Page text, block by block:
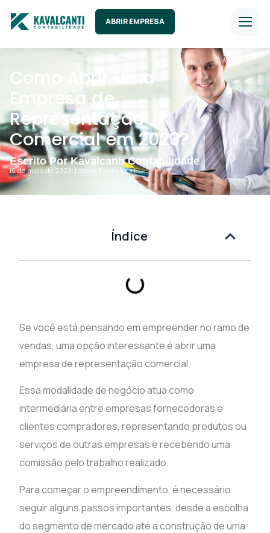
ABRIR EMPRESA
Como Abrir Uma
Empresa de
Representação
Comercial em 2023?
Escrito Por Kavalcanti Contabilidade
10 de maio de 2023| Leitura: 1 minuto(s).
Índice
Se você está pensando em empreender no ramo de
vendas, uma opção interessante é abrir uma
empresa de representação comercial.
Essa modalidade de negócio atua como
intermediária entre empresas fornecedoras e
clientes compradores, representando produtos ou
serviços de outras empresas e recebendo uma
comissão pelo trabalho realizado.
Para começar o empreendimento, é necessário
seguir alguns passos importantes, desde a escolha
do segmento de mercado até a construção de uma